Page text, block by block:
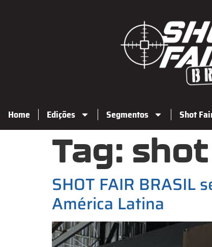
Home Edições Segmentos Shot
Tag:
SHOT FAIR BRASIL
América Latina